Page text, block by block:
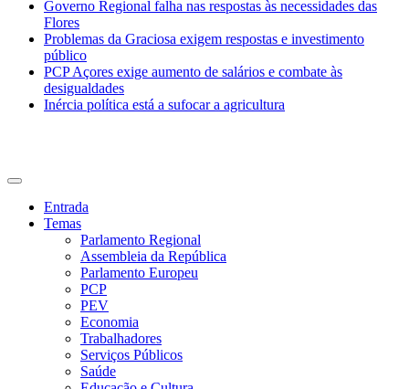
Governo Regional falha nas respostas às necessidades das
Flores
Problemas da Graciosa exigem respostas e investimento
público
PCP Açores exige aumento de salários e combate às
desigualdades
Inércia política está a sufocar a agricultura
Entrada
Temas
Parlamento Regional
Assembleia da República
Parlamento Europeu
PCP
PEV
Economia
Trabalhadores
Serviços Públicos
Saúde